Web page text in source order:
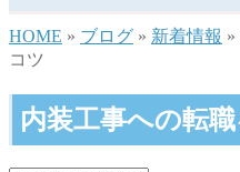
HOME » ブログ » 新着情報
コツ
内装工事への転